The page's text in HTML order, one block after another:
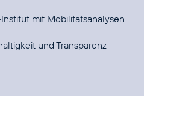
mit Mobilitätsanalysen
und Transparenz